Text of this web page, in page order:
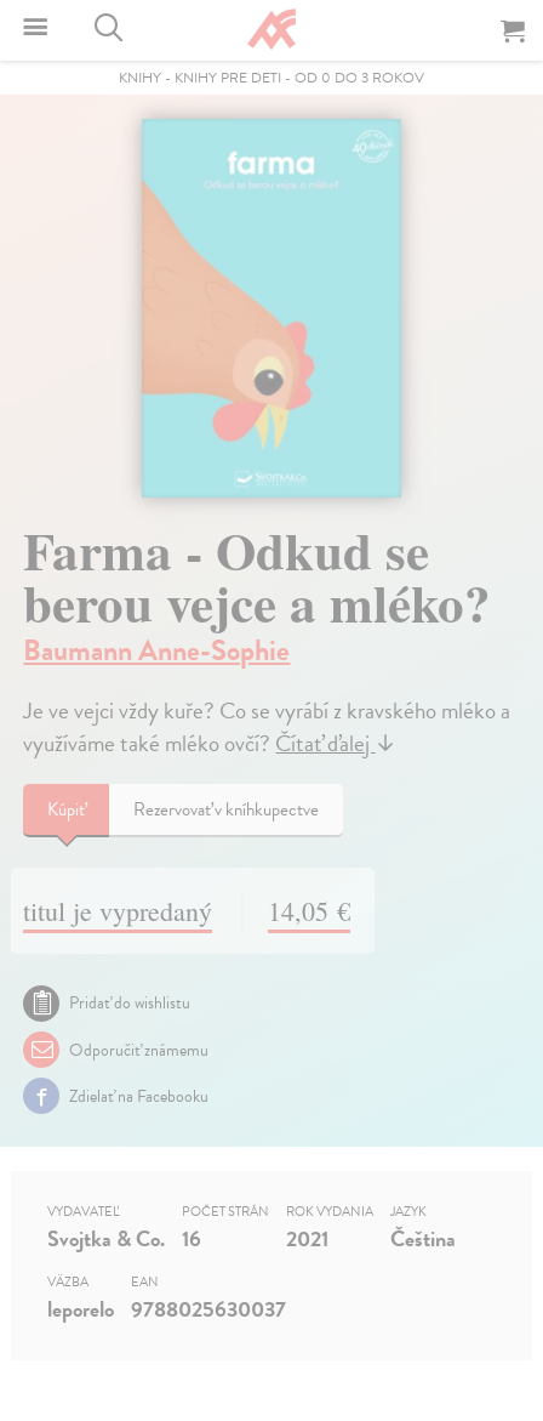
KNIHY - KNIHY PRE DETI - OD 0 DO 3 ROKOV
Farma - Odkud se
berou vejce a mléko?
Baumann Anne-Sophie
Je ve vejci vždy kuře? Co se vyrábí z kravského mléko a
využíváme také mléko ovčí?Čítať ďalej↓
Kúpiť Rezervovať v kníhkupectve
titul je vypredaný 14,05 €
Pridať do wishlistu
Odporučiť známemu
Zdielať na Facebooku
VYDAVATEĽ
Svojtka & Co.
POČET STRÁN
16
ROK VYDANIA
2021
JAZYK
Čeština
VÄZBA
leporelo
EAN
9788025630037